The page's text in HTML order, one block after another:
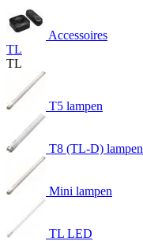
Accessoires
TL
TL
T5 lampen
T8 (TL-D) lampen
Mini lampen
TL LED